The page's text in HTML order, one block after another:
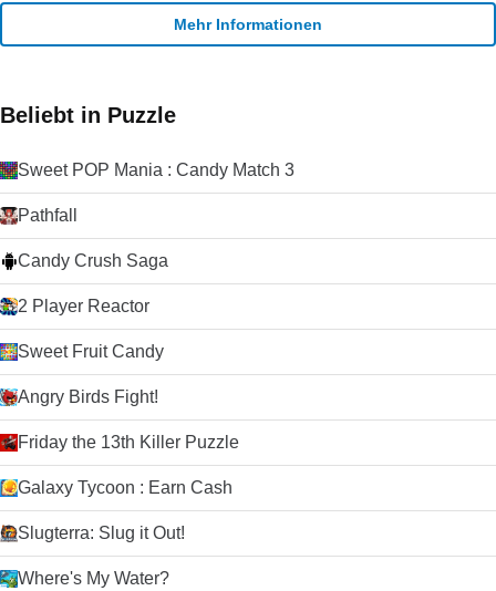
Mehr Informationen
Beliebt in Puzzle
Sweet POP Mania : Candy Match 3
Pathfall
Candy Crush Saga
2 Player Reactor
Sweet Fruit Candy
Angry Birds Fight!
Friday the 13th Killer Puzzle
Galaxy Tycoon : Earn Cash
Slugterra: Slug it Out!
Where's My Water?